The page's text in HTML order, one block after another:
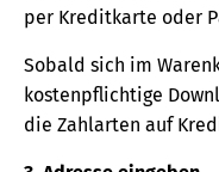
per Kreditkarte oder
Sobald sich im
kostenpflichtige
die Zahlarten auf